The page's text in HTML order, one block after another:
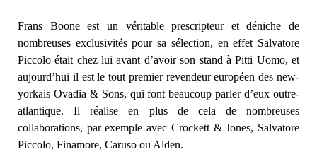
Frans Boone est un véritable prescripteur et déniche de
nombreuses exclusivités pour sa sélection, en effet Salvatore
Piccolo était chez lui avant d’avoir son stand à Pitti Uomo, et
aujourd’hui il est le tout premier revendeur européen des new-
yorkais Ovadia & Sons, qui font beaucoup parler d’eux outre-
atlantique. Il réalise en plus de cela de nombreuses
collaborations, par exemple avec Crockett & Jones, Salvatore
Piccolo, Finamore, Caruso ou Alden.